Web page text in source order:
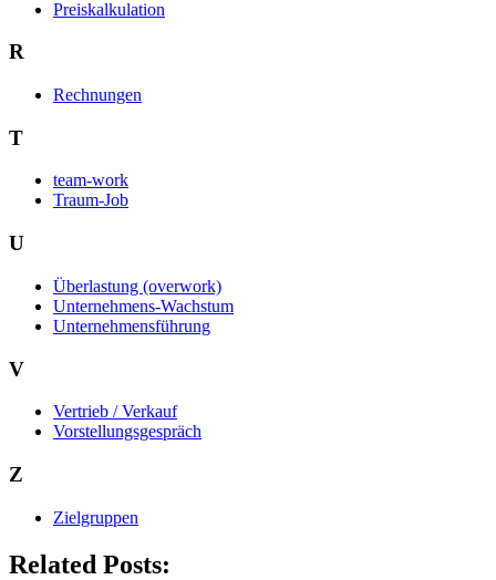
Preiskalkulation
R
Rechnungen
T
team-work
Traum-Job
U
Überlastung (overwork)
Unternehmens-Wachstum
Unternehmensführung
V
Vertrieb / Verkauf
Vorstellungsgespräch
Z
Zielgruppen
Related Posts: